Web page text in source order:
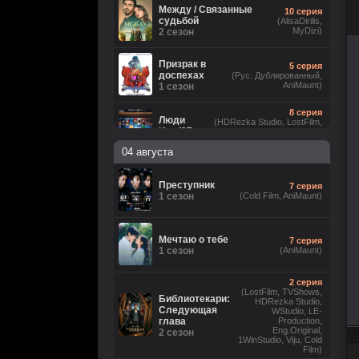
Между / Связанные
судьбой
2 сезон
10 серия
(AlisaDirilis,
MyDizi)
Призрак в
доспехах
1 сезон
5 серия
(Рус. Дублированный,
AniMaunt)
Люди
Икс ’97
2 сезон
8 серия
(HDRezka Studio, LostFilm,
Eng.Original, JASKIER, Рус.
Лаки
1 сезон
HDrezka Studio (18+),
TVShows, Red Head Sound,
Анатомия
чувств
1 сезон
16 серия
(Рус.
Оригинальный)
Звёздные войны: Видения.
Девятый джедай
1 сезон
8
серия
(Cold
Film)
6 серия
(Рус. Оригинальный, Рус.
04 августа
Преступник
1 сезон
7 серия
(Cold Film, AniMaunt)
Мечтаю о тебе
1 сезон
7 серия
(AniMaunt)
Библиотекари:
Следующая
глава
2 сезон
2 серия
(LostFilm, TVShows,
HDRezka Studio,
WStudio, LE-
Production,
Eng.Original,
1WinStudio, Viju, Cold
Film)